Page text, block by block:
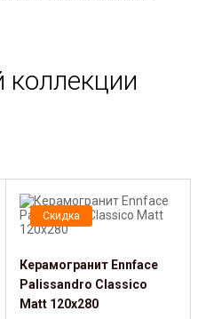
коллекции
Скидка
Керамогранит Ennface
Palissandro Classico
Matt 120x280